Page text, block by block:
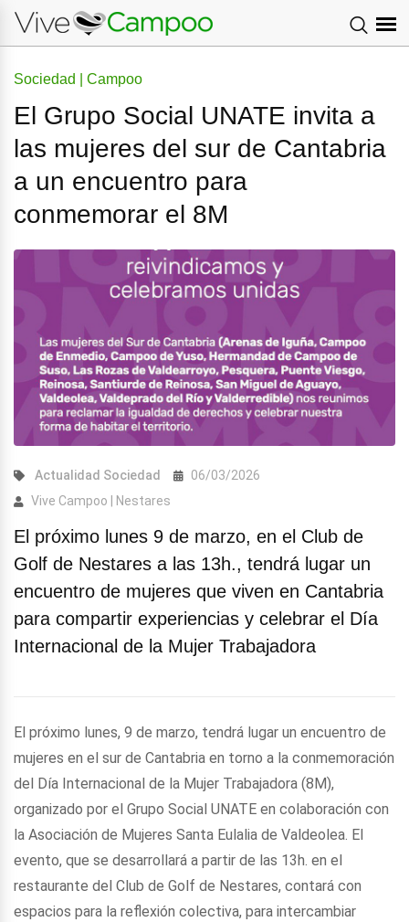
Sociedad | Campoo
El Grupo Social UNATE invita a
las mujeres del sur de Cantabria
a un encuentro para
conmemorar el 8M
Actualidad Sociedad
06/03/2026
Vive Campoo | Nestares
El próximo lunes 9 de marzo, en el Club de
Golf de Nestares a las 13h., tendrá lugar un
encuentro de mujeres que viven en Cantabria
para compartir experiencias y celebrar el Día
Internacional de la Mujer Trabajadora
El próximo lunes, 9 de marzo, tendrá lugar un encuentro de
mujeres en el sur de Cantabria en torno a la conmemoración
del Día Internacional de la Mujer Trabajadora (8M),
organizado por el Grupo Social UNATE en colaboración con
la Asociación de Mujeres Santa Eulalia de Valdeolea. El
evento, que se desarrollará a partir de las 13h. en el
restaurante del Club de Golf de Nestares, contará con
espacios para la reflexión colectiva, para intercambiar